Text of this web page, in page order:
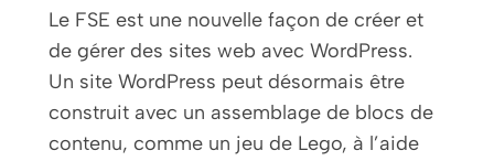
Le FSE est une nouvelle façon de créer et
de gérer des sites web avec WordPress.
Un site WordPress peut désormais être
construit avec un assemblage de blocs de
contenu, comme un jeu de Lego, à l’aide